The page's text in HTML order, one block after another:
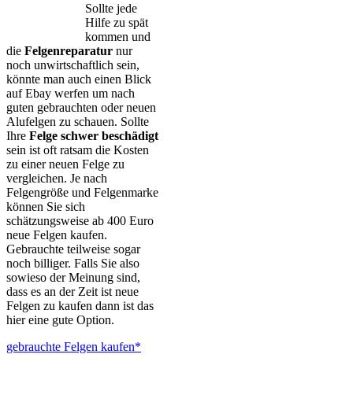
Sollte jede
Hilfe zu spät
kommen und
die Felgenreparatur nur
noch unwirtschaftlich sein,
könnte man auch einen Blick
auf Ebay werfen um nach
guten gebrauchten oder neuen
Alufelgen zu schauen. Sollte
Ihre Felge schwer beschädigt
sein ist oft ratsam die Kosten
zu einer neuen Felge zu
vergleichen. Je nach
Felgengröße und Felgenmarke
können Sie sich
schätzungsweise ab 400 Euro
neue Felgen kaufen.
Gebrauchte teilweise sogar
noch billiger. Falls Sie also
sowieso der Meinung sind,
dass es an der Zeit ist neue
Felgen zu kaufen dann ist das
hier eine gute Option.
gebrauchte Felgen kaufen*